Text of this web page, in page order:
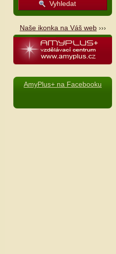
Naše ikonka na Váš web ›››
AmyPlus+ na Facebooku